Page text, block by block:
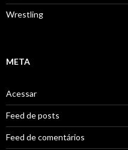
Wrestling
META
Acessar
Feed de posts
Feed de comentários